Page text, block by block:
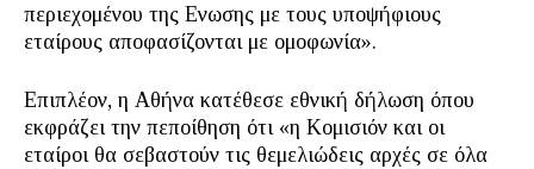
περιεχομένου της Ενωσης με τους υποψήφιους
εταίρους αποφασίζονται με ομοφωνία».
Επιπλέον, η Αθήνα κατέθεσε εθνική δήλωση όπου
εκφράζει την πεποίθηση ότι «η Κομισιόν και οι
εταίροι θα σεβαστούν τις θεμελιώδεις αρχές σε όλα